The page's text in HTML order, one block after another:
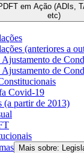
em Ação (ADIs,
etc)
(anteriores a
Ajustamento de
Ajustamento de
Covid-19
(a partir de 2013)
Mais sobre: